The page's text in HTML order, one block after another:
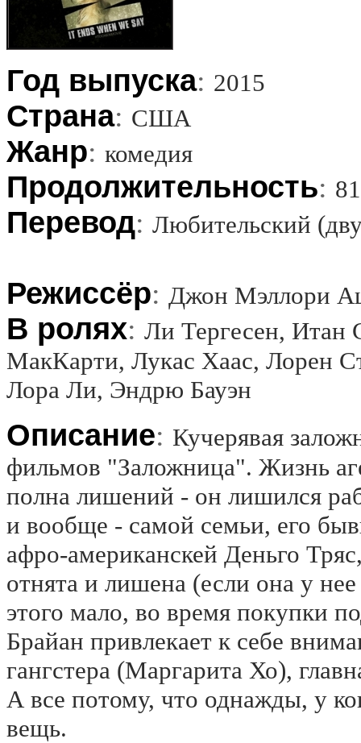
Год выпуска: 2015
Страна: США
Жанр: комедия
Продолжительность:
Перевод: Любительский
Режиссёр: Джон Мэллори
В ролях: Ли Тергесен, Итан
МакКарти, Лукас Хаас, Лорен
Лора Ли, Эндрю Бауэн
Описание: Кучерявая
фильмов "Заложница". Жизнь
полна лишений - он лишился
и вообще - самой семьи, его
афро-американскей Деньго
отнята и лишена (если она у
этого мало, во время покупки
Брайан привлекает к себе
гангстера (Маргарита Хо),
А все потому, что однажды, у
вещь.